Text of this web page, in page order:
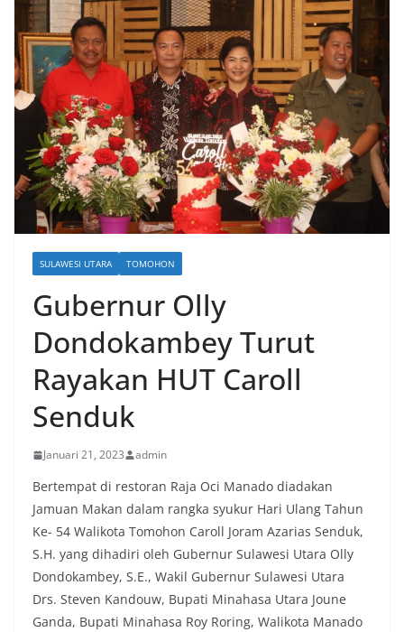
SULAWESI UTARA TOMOHON
Gubernur Olly
Dondokambey Turut
Rayakan HUT Caroll
Senduk
Januari 21, 2023 admin
Bertempat di restoran Raja Oci Manado diadakan
Jamuan Makan dalam rangka syukur Hari Ulang Tahun
Ke- 54 Walikota Tomohon Caroll Joram Azarias Senduk,
S.H. yang dihadiri oleh Gubernur Sulawesi Utara Olly
Dondokambey, S.E., Wakil Gubernur Sulawesi Utara
Drs. Steven Kandouw, Bupati Minahasa Utara Joune
Ganda, Bupati Minahasa Roy Roring, Walikota Manado